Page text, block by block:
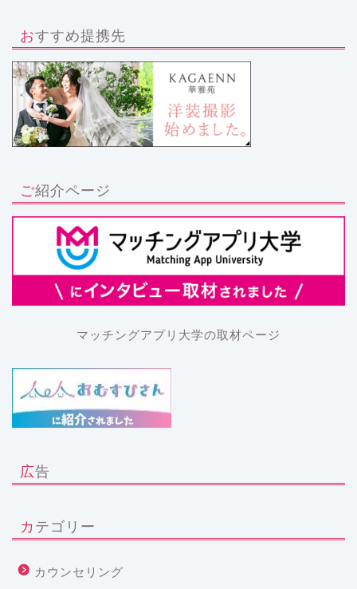
おすすめ提携先
ご紹介ページ
マッチングアプリ大学の取材ページ
広告
カテゴリー
カウンセリング